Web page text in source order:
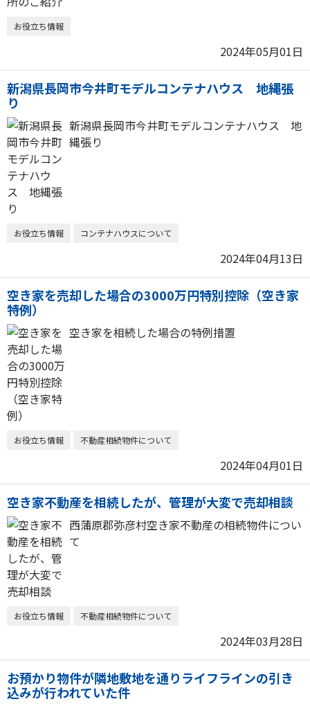
お役立ち情報
2024年05月01日
新潟県長岡市今井町モデルコンテナハウス 地縄張
り
新潟県長岡市今井町モデルコンテナハウス 地
縄張り
お役立ち情報 コンテナハウスについて
2024年04月13日
空き家を売却した場合の3000万円特別控除（空き家
特例）
空き家を相続した場合の特例措置
お役立ち情報 不動産相続物件について
2024年04月01日
空き家不動産を相続したが、管理が大変で売却相談
西蒲原郡弥彦村空き家不動産の相続物件につい
て
お役立ち情報 不動産相続物件について
2024年03月28日
お預かり物件が隣地敷地を通りライフラインの引き
込みが行われていた件